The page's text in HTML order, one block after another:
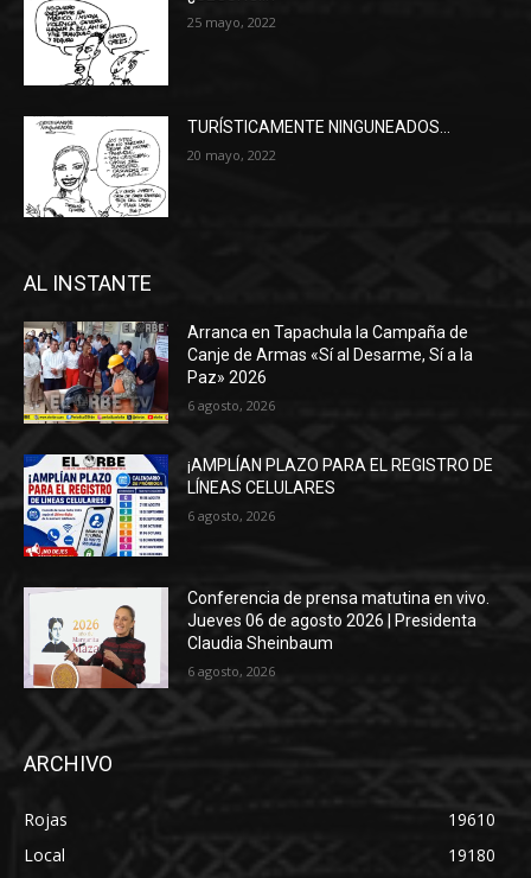
25 mayo, 2022
TURÍSTICAMENTE NINGUNEADOS…
20 mayo, 2022
AL INSTANTE
Arranca en Tapachula la Campaña de
Canje de Armas «Sí al Desarme, Sí a la
Paz» 2026
6 agosto, 2026
¡AMPLÍAN PLAZO PARA EL REGISTRO DE
LÍNEAS CELULARES
6 agosto, 2026
Conferencia de prensa matutina en vivo.
Jueves 06 de agosto 2026 | Presidenta
Claudia Sheinbaum
6 agosto, 2026
ARCHIVO
Rojas
19610
Local
19180